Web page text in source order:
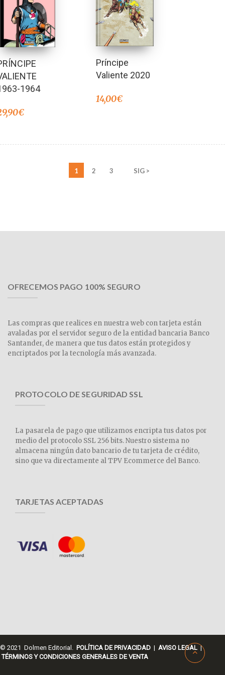
1964
€
Príncipe
Valiente 2020
14,00€
1 2 3 SIG >
OFRECEMOS PAGO 100% SEGURO
Las compras que realices en nuestra web con tarjeta están
avaladas por el servidor seguro de la entidad bancaria Banco
Santander, de manera que tus datos están protegidos y
encriptados por la tecnología más avanzada.
PROTOCOLO DE SEGURIDAD SSL
La pasarela de pago que utilizamos encripta tus datos por
medio del protocolo SSL 256 bits. Nuestro sistema no
almacena ningún dato bancario de tu tarjeta de crédito,
sino que va directamente al TPV Ecommerce del Banco.
TARJETAS ACEPTADAS
© 2021 Dolmen Editorial. POLÍTICA DE PRIVACIDAD | AVISO LEGAL |
TÉRMINOS Y CONDICIONES GENERALES DE VENTA